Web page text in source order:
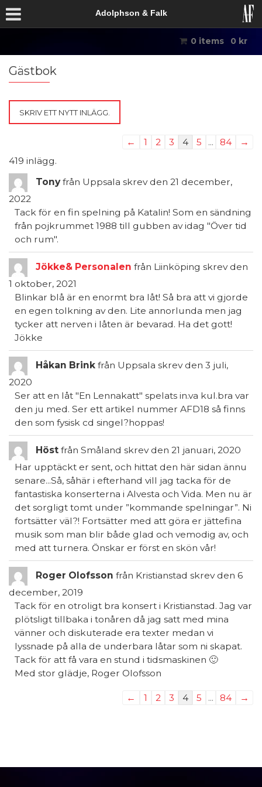
Adolphson & Falk
0 items 0 kr
Gästbok
Listnavigering
← 1 2 3 4 5 ... 84
→
419 inlägg.
Tonyfrån Uppsala skrev den 21 december,
2022
Tack för en fin spelning på Katalin! Som en sändning
från pojkrummet 1988 till gubben av idag "Över tid
och rum".
Jökke& Personalen från Liinköping skrev den
1 oktober, 2021
Blinkar blå är en enormt bra låt! Så bra att vi gjorde
en egen tolkning av den. Lite annorlunda men jag
tycker att nerven i låten är bevarad. Ha det gott!
Jökke
Håkan Brink från Uppsala skrev den 3 juli,
2020
Ser att en låt "En Lennakatt" spelats in.va kul.bra var
den ju med. Ser ett artikel nummer AFD18 så finns
den som fysisk cd singel?hoppas!
Höst från Småland skrev den 21 januari, 2020
Har upptäckt er sent, och hittat den här sidan ännu
senare...Så, såhär i efterhand vill jag tacka för de
fantastiska konserterna i Alvesta och Vida. Men nu är
det sorgligt tomt under ”kommande spelningar”. Ni
fortsätter väl?! Fortsätter med att göra er jättefina
musik som man blir både glad och vemodig av, och
med att turnera. Önskar er först en skön vår!
Roger Olofsson från Kristianstad skrev den 6
december, 2019
Tack för en otroligt bra konsert i Kristianstad. Jag var
plötsligt tillbaka i tonåren då jag satt med mina
vänner och diskuterade era texter medan vi
lyssnade på alla de underbara låtar som ni skapat.
Tack för att få vara en stund i tidsmaskinen 🙂
Med stor glädje, Roger Olofsson
Listnavigering
← 1 2 3 4 5 ... 84 →